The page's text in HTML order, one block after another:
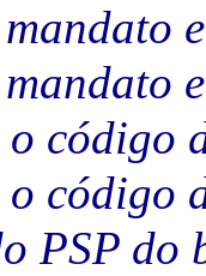
mandato
código
código
PSP